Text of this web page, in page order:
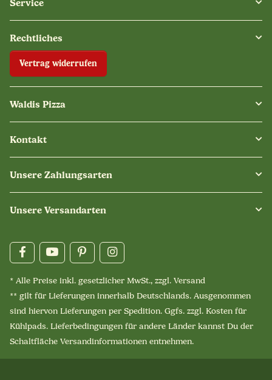
Service
Rechtliches
Vertrag widerrufen
Waldis Pizza
Kontakt
Unsere Zahlungsarten
Unsere Versandarten
* Alle Preise inkl. gesetzlicher MwSt., zzgl. Versand
** gilt für Lieferungen innerhalb Deutschlands. Ausgenommen
sind hiervon Lieferungen per Spedition. Ggfs. zzgl. Kosten für
Kühlpads. Lieferbedingungen für andere Länder kannst Du der
Schaltfläche Versandinformationen entnehmen.